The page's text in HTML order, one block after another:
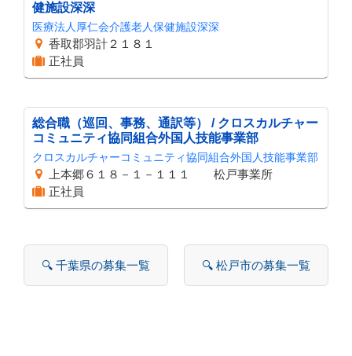
健施設深深
医療法人厚仁会介護老人保健施設深深
香取郡羽計２１８１
正社員
総合職（巡回、事務、通訳等） / クロスカルチャー
コミュニティ協同組合外国人技能事業部
クロスカルチャーコミュニティ協同組合外国人技能事業部
上本郷６１８－１－１１１ 松戸事業所
正社員
🔍 千葉県の募集一覧 🔍 松戸市の募集一覧